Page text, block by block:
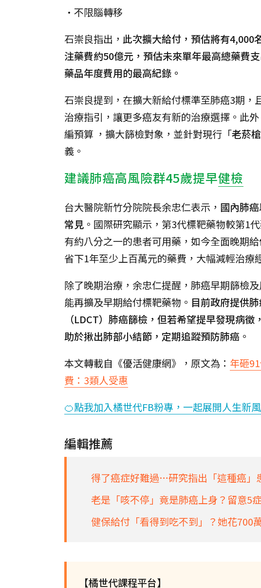
•不限腦轉移
石崇良指出， 此次擴大給付，預估將有4,000
注藥費約50億元，預估未來單年最高總藥費
藥品年度費用的最高紀錄。
石崇良提到，在擴大新給付標準至肺癌3期
治療指引，讓更多癌友有新的治療選擇。此
編預算 ，擴大篩檢對象，並針對現行「老菸
義。
建議肺癌高風險群45歲提早健檢
台大醫院新竹分院院長余忠仁表示， 國內肺
常見 。國際研究顯示，第3代標靶藥物較第1
有約八分之一的患者可用藥，如今全面晚期
省下1年至少上百萬元的藥費，大幅減輕治療
除了晚期治療，余忠仁提醒，肺癌早期篩檢
能再擴及早期給付標靶藥物。 目前政府提供
（LDCT）肺癌篩檢，但若希望提早發現病
助於揪出肺部小結節，定期追蹤預防肺癌 。
本文轉載自《優活健康網》，原文為： 年砸
費：3類人受惠
🍊點我加入橘世代FB粉專，一起展開人生新
編輯推薦
得了癌症好難過…研究指出「這種癌」
老是「咳不停」竟是肺癌上身？留意5
健保給付「看得到吃不到」？她花700
【橘世代課程平台】